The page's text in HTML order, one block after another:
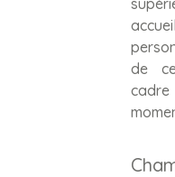
de
cadre